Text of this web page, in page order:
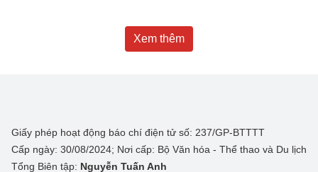
Xem thêm
Giấy phép hoạt động báo chí điện tử số: 237/GP-BTTTT
Cấp ngày: 30/08/2024; Nơi cấp: Bộ Văn hóa - Thể thao và Du lịch
Tổng Biên tập: Nguyễn Tuấn Anh